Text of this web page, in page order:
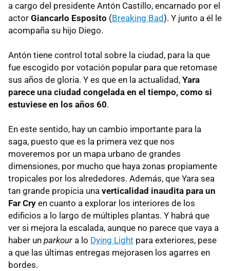
a cargo del presidente Antón Castillo, encarnado por el
actor Giancarlo Esposito (Breaking Bad). Y junto a él le
acompaña su hijo Diego.
Antón tiene control total sobre la ciudad, para la que
fue escogido por votación popular para que retomase
sus años de gloria. Y es que en la actualidad, Yara
parece una ciudad congelada en el tiempo, como si
estuviese en los años 60.
En este sentido, hay un cambio importante para la
saga, puesto que es la primera vez que nos
moveremos por un mapa urbano de grandes
dimensiones, por mucho que haya zonas propiamente
tropicales por los alrededores. Además, que Yara sea
tan grande propicia una verticalidad inaudita para un
Far Cry en cuanto a explorar los interiores de los
edificios a lo largo de múltiples plantas. Y habrá que
ver si mejora la escalada, aunque no parece que vaya a
haber un parkour a lo Dying Light para exteriores, pese
a que las últimas entregas mejorasen los agarres en
bordes.